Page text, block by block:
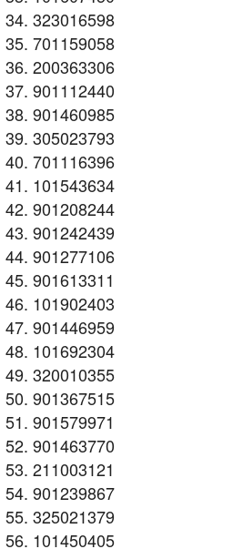
323016598
701159058
200363306
901112440
901460985
305023793
701116396
101543634
901208244
901242439
901277106
901613311
101902403
901446959
101692304
320010355
901367515
901579971
901463770
211003121
901239867
325021379
101450405